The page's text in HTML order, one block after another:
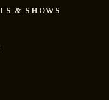
& SHOWS